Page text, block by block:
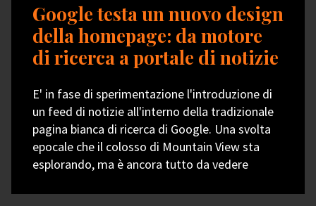
Google testa un nuovo design
della homepage: da motore
di ricerca a portale di notizie
E' in fase di sperimentazione l'introduzione di
un feed di notizie all'interno della tradizionale
pagina bianca di ricerca di Google. Una svolta
epocale che il colosso di Mountain View sta
esplorando, ma è ancora tutto da vedere